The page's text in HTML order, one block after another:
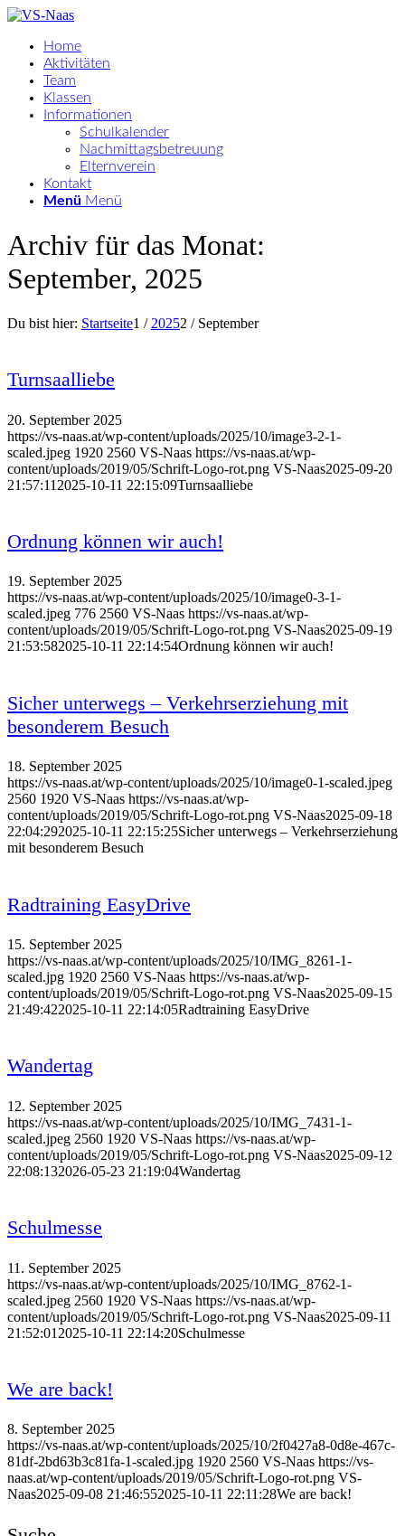
Home
Aktivitäten
Team
Klassen
Informationen
Schulkalender
Nachmittagsbetreuung
Elternverein
Kontakt
Menü Menü
Archiv für das Monat:
September, 2025
Du bist hier: Startseite1 / 20252 / September
Turnsaalliebe
20. September 2025
https://vs-naas.at/wp-content/uploads/2025/10/image3-2-1-
scaled.jpeg 1920 2560 VS-Naas https://vs-naas.at/wp-
content/uploads/2019/05/Schrift-Logo-rot.png VS-Naas2025-09-20
21:57:11 2025-10-11 22:15:09Turnsaalliebe
Ordnung können wir auch!
19. September 2025
https://vs-naas.at/wp-content/uploads/2025/10/image0-3-1-
scaled.jpeg 776 2560 VS-Naas https://vs-naas.at/wp-
content/uploads/2019/05/Schrift-Logo-rot.png VS-Naas2025-09-19
21:53:582025-10-11 22:14:54Ordnung können wir auch!
Sicher unterwegs – Verkehrserziehung mit
besonderem Besuch
18. September 2025
https://vs-naas.at/wp-content/uploads/2025/10/image0-1-scaled.jpeg
2560 1920 VS-Naas https://vs-naas.at/wp-
content/uploads/2019/05/Schrift-Logo-rot.png VS-Naas2025-09-18
22:04:292025-10-11 22:15:25Sicher unterwegs – Verkehrserziehung
mit besonderem Besuch
Radtraining EasyDrive
15. September 2025
https://vs-naas.at/wp-content/uploads/2025/10/IMG_8261-1-
scaled.jpg 1920 2560 VS-Naas https://vs-naas.at/wp-
content/uploads/2019/05/Schrift-Logo-rot.png VS-Naas2025-09-15
21:49:422025-10-11 22:14:05Radtraining EasyDrive
Wandertag
12. September 2025
https://vs-naas.at/wp-content/uploads/2025/10/IMG_7431-1-
scaled.jpeg 2560 1920 VS-Naas https://vs-naas.at/wp-
content/uploads/2019/05/Schrift-Logo-rot.png VS-Naas2025-09-12
22:08:132026-05-23 21:19:04Wandertag
Schulmesse
11. September 2025
https://vs-naas.at/wp-content/uploads/2025/10/IMG_8762-1-
scaled.jpeg 2560 1920 VS-Naas https://vs-naas.at/wp-
content/uploads/2019/05/Schrift-Logo-rot.png VS-Naas2025-09-11
21:52:01 2025-10-11 22:14:20Schulmesse
We are back!
8. September 2025
https://vs-naas.at/wp-content/uploads/2025/10/2f0427a8-0d8e-467c-
81df-2bd63b3c81fa-1-scaled.jpg 1920 2560 VS-Naas https://vs-
naas.at/wp-content/uploads/2019/05/Schrift-Logo-rot.png VS-
Naas2025-09-08 21:46:552025-10-11 22:11:28We are back!